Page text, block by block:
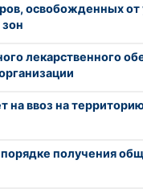
освобожденных
лекарственного
на ввоз на
получения